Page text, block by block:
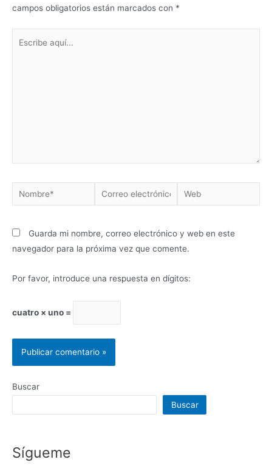
campos obligatorios están marcados con *
Nombre*
Correo
electrónico*
Web
Guarda mi nombre, correo electrónico y web en este
navegador para la próxima vez que comente.
Por favor, introduce una respuesta en dígitos:
cuatro × uno =
Buscar
Buscar
Sígueme